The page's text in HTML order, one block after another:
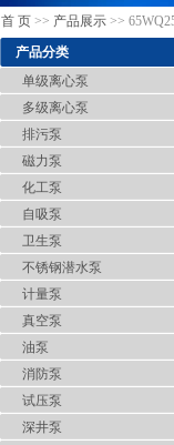
首 页 >> 产品展示 >>
产品分类
单级离心泵
多级离心泵
排污泵
磁力泵
化工泵
自吸泵
卫生泵
不锈钢潜水泵
计量泵
真空泵
油泵
消防泵
试压泵
深井泵